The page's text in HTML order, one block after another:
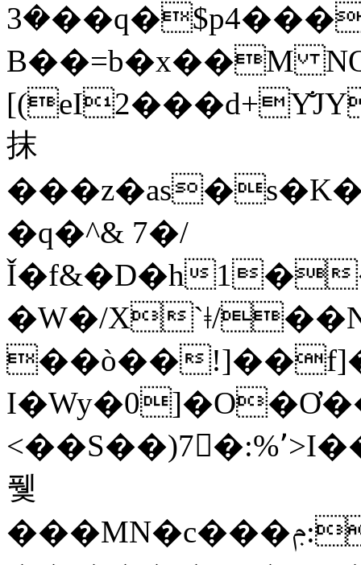
�3��q�$p4���P�d�cM��F�(�9^��B�DJ,������P,
B��=b�x��M
抹
�q�^& 7�/
Ǐ�f&�D�h1�
�W�/X`ǂ/
��ò��
퓇
���MN�c���ݦ:S.�e͐��Z6%s�1D�i�3���5��tRG"���U�